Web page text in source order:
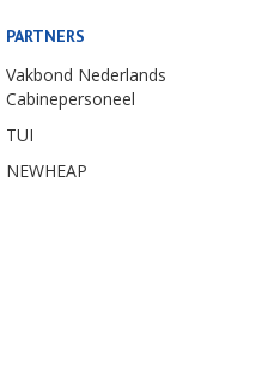
PARTNERS
Vakbond Nederlands
Cabinepersoneel
TUI
NEWHEAP